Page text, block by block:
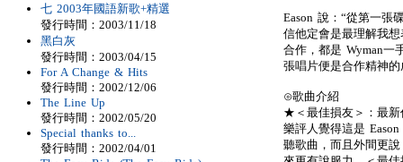
Eason 說：“從第一張
信他定會是最理解我
合作，都是 Wyman一
張唱片便是合作精神的
⊙歌曲介紹
★＜最佳損友＞：最新
樂評人覺得這是
聽歌曲，而且外間更
七 2003年國語新歌+精選
發行時間：2003/11/18
黑白灰
發行時間：2003/04/15
For A Change & Hits
發行時間：2002/12/06
The Line Up
發行時間：2002/05/20
Special thanks to...
發行時間：2002/04/01